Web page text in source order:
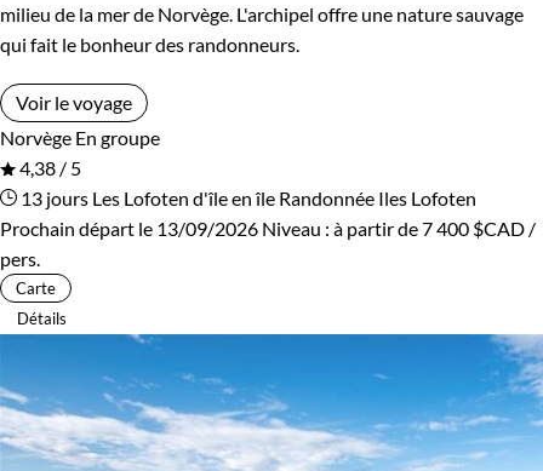
milieu de la mer de Norvège. L'archipel offre une nature sauvage
qui fait le bonheur des randonneurs.
Voir le voyage
Norvège En groupe
4,38 / 5
13 jours Les Lofoten d'île en île Randonnée Iles Lofoten
Prochain départ le 13/09/2026 Niveau : à partir de7 400 $CAD /
pers.
Carte
Détails